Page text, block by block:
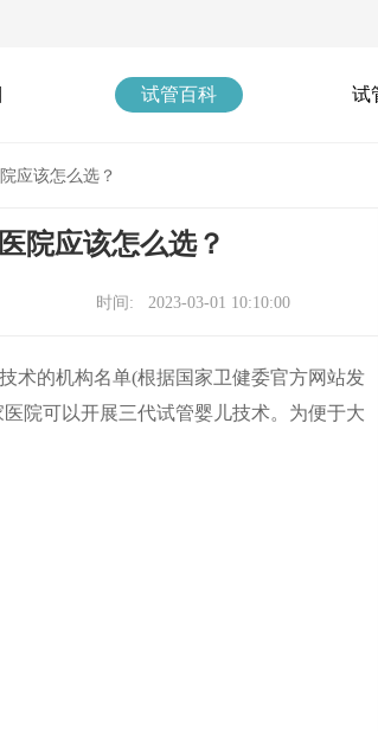
试管百科 试
应该怎么选？
院应该怎么选？
时间: 2023-03-01 10:10:00
术的机构名单(根据国家卫健委官方网站发
院可以开展三代试管婴儿技术。为便于大